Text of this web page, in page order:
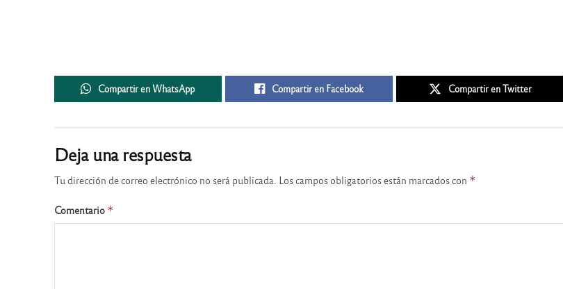
Compartir en WhatsApp Compartir en Facebook Compartir en Twitter
Deja una respuesta
Tu dirección de correo electrónico no será publicada. Los campos obligatorios están marcados con *
Comentario *